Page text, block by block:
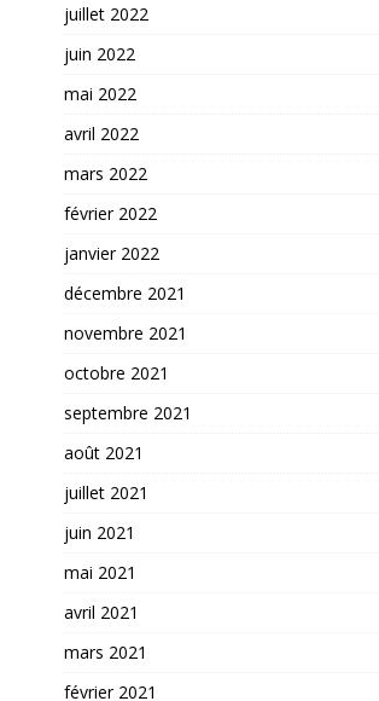
juillet 2022
juin 2022
mai 2022
avril 2022
mars 2022
février 2022
janvier 2022
décembre 2021
novembre 2021
octobre 2021
septembre 2021
août 2021
juillet 2021
juin 2021
mai 2021
avril 2021
mars 2021
février 2021